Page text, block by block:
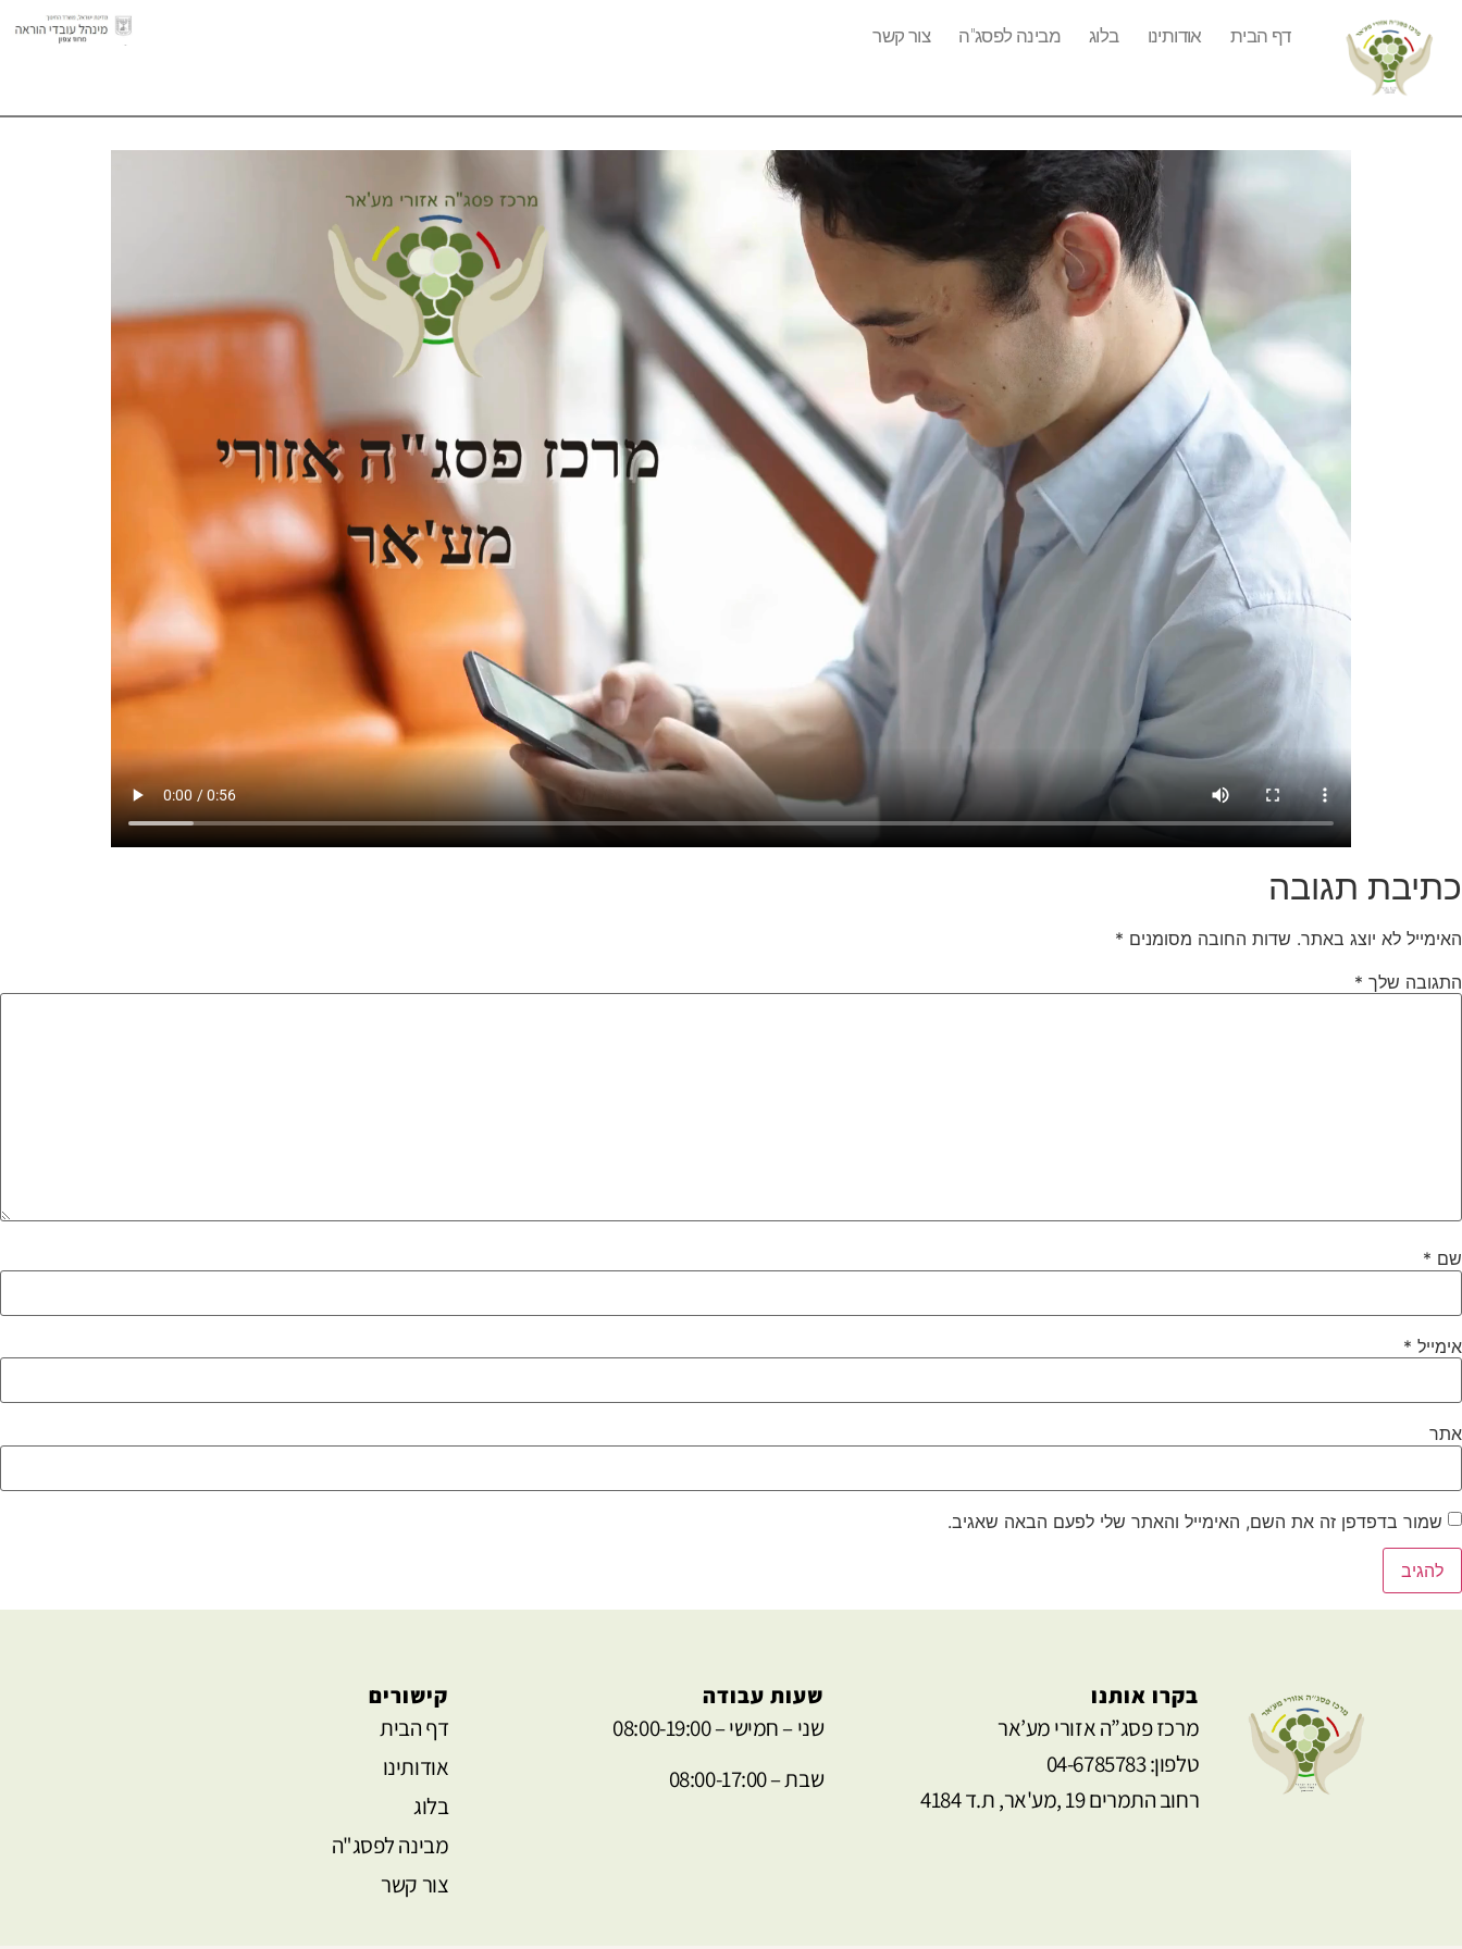
דף הבית אודותינו בלוג מבינה לפסג"ה צור קשר
כתיבת תגובה
האימייל לא יוצג באתר. שדות החובה מסומנים *
התגובה שלך *
שם *
אימייל *
אתר
שמור בדפדפן זה את השם, האימייל והאתר שלי לפעם הבאה שאגיב.
בקרו אותנו
מרכז פסג”ה אזורי מע’אר
טלפון: 04-6785783
רחוב התמרים 19 ,מע'אר, ת.ד 4184
שעות עבודה
שני – חמישי – 08:00-19:00
שבת – 08:00-17:00
קישורים
דף הבית
אודותינו
בלוג
מבינה לפסג"ה
צור קשר